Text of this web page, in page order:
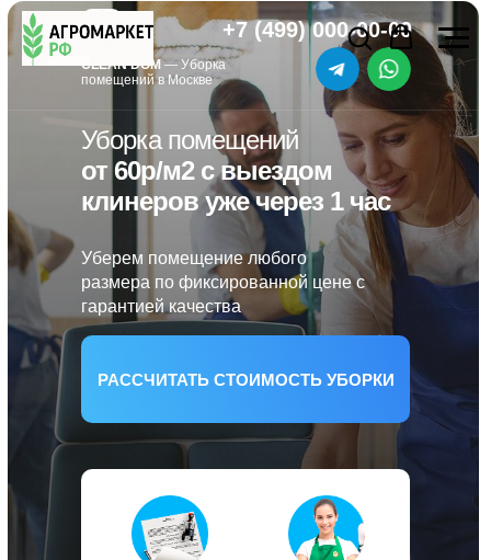
+7 (499) 000-00-00
Уберем помещение любого
размера по фиксированной цене с
гарантией качества
CLEAN DOM— Уборка
помещений в Москве
РАССЧИТАТЬ СТОИМОСТЬ УБОРКИ
Уборка помещений
от 60р/м2 с выездом
клинеров уже через 1 час